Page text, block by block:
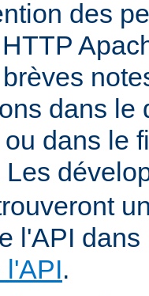
des
dans
ou dans le
Les
l'API
l'API.